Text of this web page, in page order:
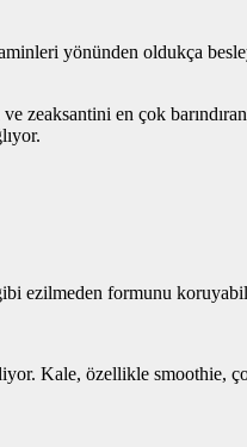
yönünden oldukça
zeaksantini en çok
ezilmeden formunu
Kale, özellikle smoothie,